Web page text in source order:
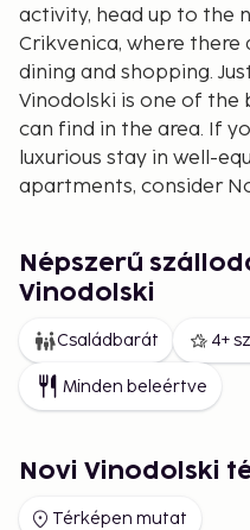
activity, head up to the
Crikvenica, where
dining and shopping.
Vinodolski is one of the
can find in the area. If
luxurious stay in well-
apartments, consider
Népszerű
Vinodolski
Családbarát 4+
Minden beleértve
Novi Vinodolski
Térképen mutat